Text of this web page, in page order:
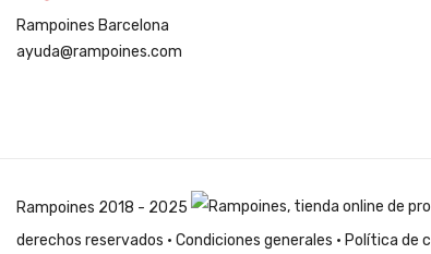
Rampoines Barcelona
ayuda@rampoines.com
Rampoines 2018 - 2025
derechos reservados · Condiciones generales · Política de